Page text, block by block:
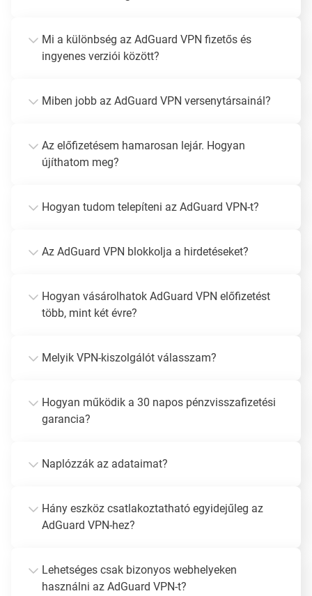
Mi a különbség az AdGuard VPN fizetős és
ingyenes verziói között?
Miben jobb az AdGuard VPN versenytársainál?
Az előfizetésem hamarosan lejár. Hogyan
újíthatom meg?
Hogyan tudom telepíteni az AdGuard VPN-t?
Az AdGuard VPN blokkolja a hirdetéseket?
Hogyan vásárolhatok AdGuard VPN előfizetést
több, mint két évre?
Melyik VPN-kiszolgálót válasszam?
Hogyan működik a 30 napos pénzvisszafizetési
garancia?
Naplózzák az adataimat?
Hány eszköz csatlakoztatható egyidejűleg az
AdGuard VPN-hez?
Lehetséges csak bizonyos webhelyeken
használni az AdGuard VPN-t?